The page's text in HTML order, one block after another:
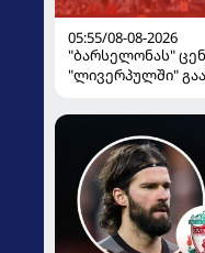
05:55/08-08-2026
"ბარსელონას"
"ლივერპულში"